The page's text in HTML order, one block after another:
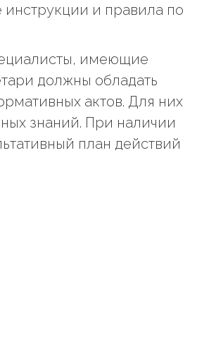
и правила по
имеющие
должны обладать
актов. Для них
знаний. При наличии
план действий